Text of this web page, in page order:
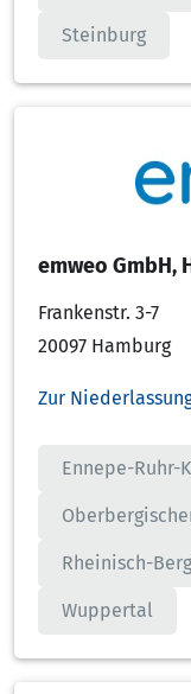
Steinburg
emweo GmbH,
Frankenstr. 3-7
20097 Hamburg
Zur
Ennepe-Ruhr-
Rheinisch-
Wuppertal